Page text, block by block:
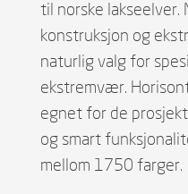
til norske lakseelver.
konstruksjon og
naturlig valg for
ekstremvær.
egnet for de
og smart
mellom 1750 farger.